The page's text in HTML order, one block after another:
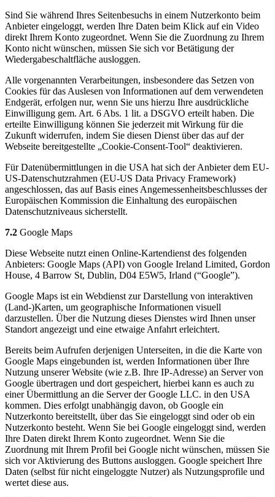
Sind Sie während Ihres Seitenbesuchs in einem Nutzerkonto beim
Anbieter eingeloggt, werden Ihre Daten beim Klick auf ein Video
direkt Ihrem Konto zugeordnet. Wenn Sie die Zuordnung zu Ihrem
Konto nicht wünschen, müssen Sie sich vor Betätigung der
Wiedergabeschaltfläche ausloggen.
Alle vorgenannten Verarbeitungen, insbesondere das Setzen von
Cookies für das Auslesen von Informationen auf dem verwendeten
Endgerät, erfolgen nur, wenn Sie uns hierzu Ihre ausdrückliche
Einwilligung gem. Art. 6 Abs. 1 lit. a DSGVO erteilt haben. Die
erteilte Einwilligung können Sie jederzeit mit Wirkung für die
Zukunft widerrufen, indem Sie diesen Dienst über das auf der
Webseite bereitgestellte „Cookie-Consent-Tool“ deaktivieren.
Für Datenübermittlungen in die USA hat sich der Anbieter dem EU-
US-Datenschutzrahmen (EU-US Data Privacy Framework)
angeschlossen, das auf Basis eines Angemessenheitsbeschlusses der
Europäischen Kommission die Einhaltung des europäischen
Datenschutzniveaus sicherstellt.
7.2 Google Maps
Diese Webseite nutzt einen Online-Kartendienst des folgenden
Anbieters: Google Maps (API) von Google Ireland Limited, Gordon
House, 4 Barrow St, Dublin, D04 E5W5, Irland (“Google”).
Google Maps ist ein Webdienst zur Darstellung von interaktiven
(Land-)Karten, um geographische Informationen visuell
darzustellen. Über die Nutzung dieses Dienstes wird Ihnen unser
Standort angezeigt und eine etwaige Anfahrt erleichtert.
Bereits beim Aufrufen derjenigen Unterseiten, in die die Karte von
Google Maps eingebunden ist, werden Informationen über Ihre
Nutzung unserer Website (wie z.B. Ihre IP-Adresse) an Server von
Google übertragen und dort gespeichert, hierbei kann es auch zu
einer Übermittlung an die Server der Google LLC. in den USA
kommen. Dies erfolgt unabhängig davon, ob Google ein
Nutzerkonto bereitstellt, über das Sie eingeloggt sind oder ob ein
Nutzerkonto besteht. Wenn Sie bei Google eingeloggt sind, werden
Ihre Daten direkt Ihrem Konto zugeordnet. Wenn Sie die
Zuordnung mit Ihrem Profil bei Google nicht wünschen, müssen Sie
sich vor Aktivierung des Buttons ausloggen. Google speichert Ihre
Daten (selbst für nicht eingeloggte Nutzer) als Nutzungsprofile und
wertet diese aus.